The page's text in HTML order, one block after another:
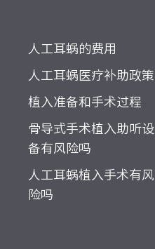
人工耳蜗的费用
人工耳蜗医疗补助政策
植入准备和手术过程
骨导式手术植入助听设
备有风险吗
人工耳蜗植入手术有风
险吗